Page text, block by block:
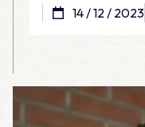
14 / 12 / 2023